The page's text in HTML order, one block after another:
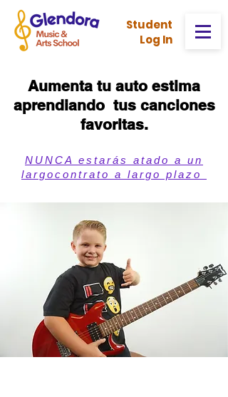
Student
Log In
Aumenta tu auto estima
aprendiando tus canciones
favoritas.
NUNCA estarás atado a un
largocontrato a largo plazo